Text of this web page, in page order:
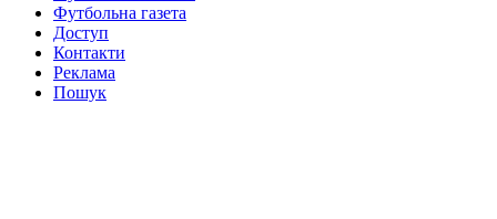
Футбольна газета
Доступ
Контакти
Реклама
Пошук